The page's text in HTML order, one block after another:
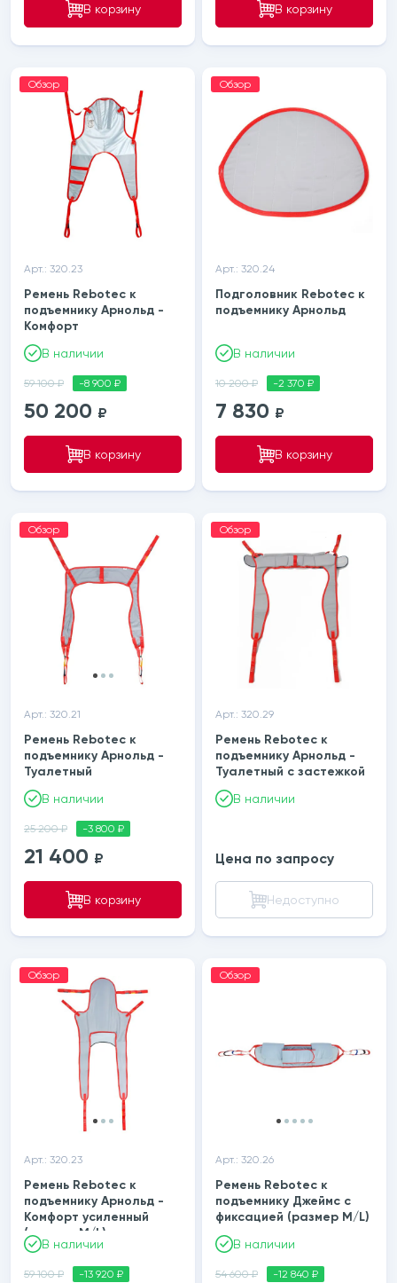
В корзину В корзину
Обзор
Арт.: 320.23
Ремень Rebotec к
подъемнику Арнольд -
Комфорт
В наличии
59 100 ₽ -8 900 ₽
50 200 ₽
В корзину
Обзор
Арт.: 320.24
Подголовник Rebotec к
подъемнику Арнольд
В наличии
10 200 ₽ -2 370 ₽
7 830 ₽
В корзину
Обзор
Арт.: 320.21
Ремень Rebotec к
подъемнику Арнольд -
Туалетный
В наличии
25 200 ₽ -3 800 ₽
21 400 ₽
В корзину
Обзор
Арт.: 320.29
Ремень Rebotec к
подъемнику Арнольд -
Туалетный с застежкой
В наличии
Цена по запросу
Недоступно
Обзор
Арт.: 320.23
Ремень Rebotec к
подъемнику Арнольд -
Комфорт усиленный
(размер M/L)
В наличии
59 100 ₽ -13 920 ₽
Обзор
Арт.: 320.26
Ремень Rebotec к
подъемнику Джеймс с
фиксацией (размер M/L)
В наличии
54 600 ₽ -12 840 ₽